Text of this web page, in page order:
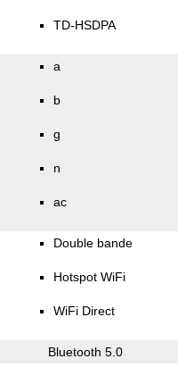
TD-HSDPA
a
b
g
n
ac
Double bande
Hotspot WiFi
WiFi Direct
Bluetooth 5.0